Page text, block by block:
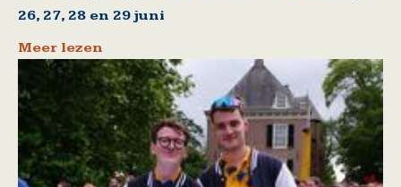
26, 27, 28 en 29 juni
Meer lezen